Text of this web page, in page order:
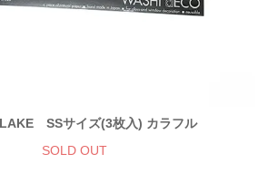
SSサイズ(3枚入) カラフル
SOLD OUT